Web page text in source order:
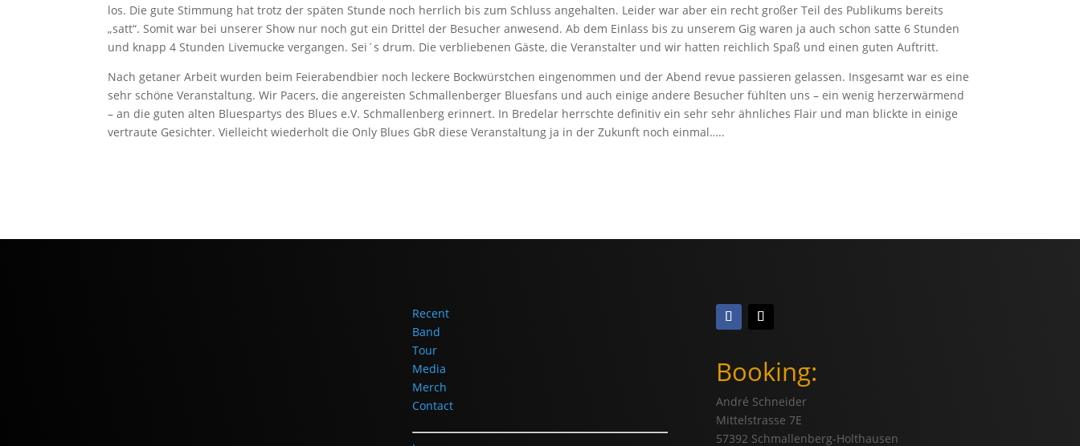
los. Die gute Stimmung hat trotz der späten Stunde noch herrlich bis zum Schluss angehalten. Leider war aber ein recht großer Teil des Publikums bereits
„satt“. Somit war bei unserer Show nur noch gut ein Drittel der Besucher anwesend. Ab dem Einlass bis zu unserem Gig waren ja auch schon satte 6 Stunden
und knapp 4 Stunden Livemucke vergangen. Sei´s drum. Die verbliebenen Gäste, die Veranstalter und wir hatten reichlich Spaß und einen guten Auftritt.
Nach getaner Arbeit wurden beim Feierabendbier noch leckere Bockwürstchen eingenommen und der Abend revue passieren gelassen. Insgesamt war es eine
sehr schöne Veranstaltung. Wir Pacers, die angereisten Schmallenberger Bluesfans und auch einige andere Besucher fühlten uns – ein wenig herzerwärmend
– an die guten alten Bluespartys des Blues e.V. Schmallenberg erinnert. In Bredelar herrschte definitiv ein sehr sehr ähnliches Flair und man blickte in einige
vertraute Gesichter. Vielleicht wiederholt die Only Blues GbR diese Veranstaltung ja in der Zukunft noch einmal…..
Recent
Band
Tour
Media
Merch
Contact
Booking:
André Schneider
Mittelstrasse 7E
57392 Schmallenberg-Holthausen